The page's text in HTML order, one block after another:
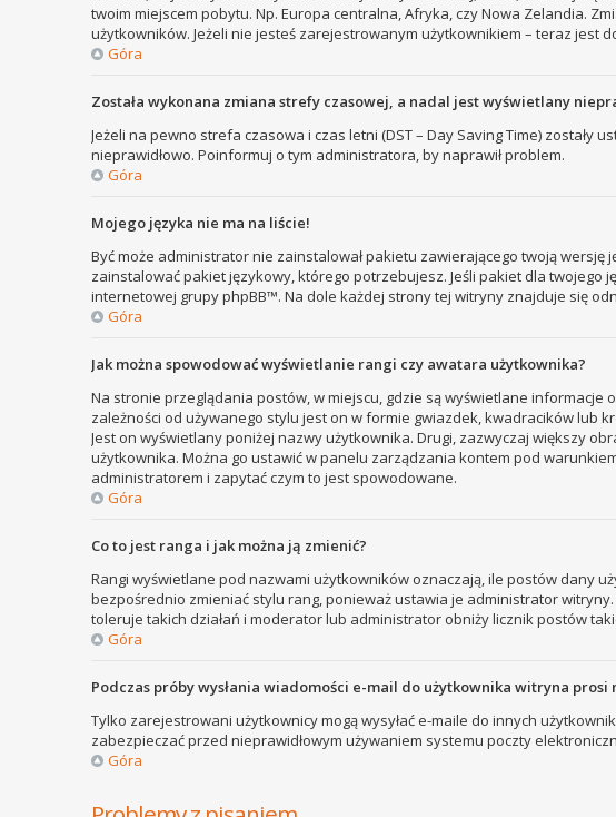
twoim miejscem pobytu. Np. Europa centralna, Afryka, czy Nowa Zelandia.
użytkowników. Jeżeli nie jesteś zarejestrowanym użytkownikiem – teraz jest
Góra
Została wykonana zmiana strefy czasowej, a nadal jest wyświetlany
Jeżeli na pewno strefa czasowa i czas letni (DST – Day Saving Time)
nieprawidłowo. Poinformuj o tym administratora, by naprawił problem.
Góra
Mojego języka nie ma na liście!
Być może administrator nie zainstalował pakietu zawierającego twoją
zainstalować pakiet językowy, którego potrzebujesz. Jeśli pakiet dla
internetowej grupy phpBB™. Na dole każdej strony tej witryny znajduje się
Góra
Jak można spowodować wyświetlanie rangi czy awatara użytkownika?
Na stronie przeglądania postów, w miejscu, gdzie są wyświetlane
zależności od używanego stylu jest on w formie gwiazdek, kwadracików lub
Jest on wyświetlany poniżej nazwy użytkownika. Drugi, zazwyczaj większy
użytkownika. Można go ustawić w panelu zarządzania kontem pod
administratorem i zapytać czym to jest spowodowane.
Góra
Co to jest ranga i jak można ją zmienić?
Rangi wyświetlane pod nazwami użytkowników oznaczają, ile postów dany
bezpośrednio zmieniać stylu rang, ponieważ ustawia je administrator
toleruje takich działań i moderator lub administrator obniży licznik postów
Góra
Podczas próby wysłania wiadomości e-mail do użytkownika witryna prosi
Tylko zarejestrowani użytkownicy mogą wysyłać e-maile do innych
zabezpieczać przed nieprawidłowym używaniem systemu poczty
Góra